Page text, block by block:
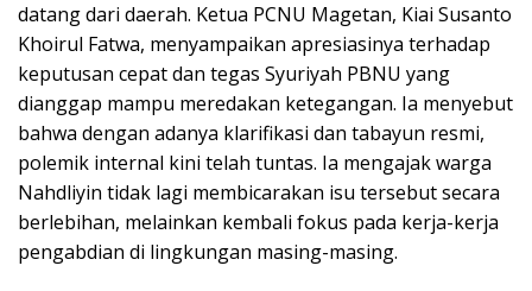
datang dari daerah. Ketua PCNU Magetan, Kiai Susanto
Khoirul Fatwa, menyampaikan apresiasinya terhadap
keputusan cepat dan tegas Syuriyah PBNU yang
dianggap mampu meredakan ketegangan. Ia menyebut
bahwa dengan adanya klarifikasi dan tabayun resmi,
polemik internal kini telah tuntas. Ia mengajak warga
Nahdliyin tidak lagi membicarakan isu tersebut secara
berlebihan, melainkan kembali fokus pada kerja-kerja
pengabdian di lingkungan masing-masing.